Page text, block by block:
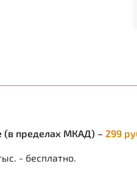
(в пределах МКАД) – 299
- бесплатно.